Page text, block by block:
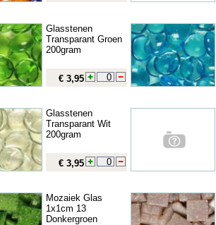
Glasstenen
Transparant Groen
200gram
€ 3,95
Glasstenen
Transparant Wit
200gram
€ 3,95
Mozaiek Glas
1x1cm 13
Donkergroen